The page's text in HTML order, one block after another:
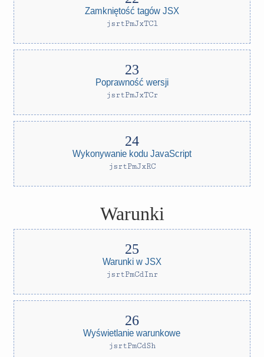
Zamkniętość tagów JSX
jsrtPmJxTCl
Poprawność wersji
jsrtPmJxTCr
Wykonywanie kodu JavaScript
jsrtPmJxRC
Warunki
Warunki w JSX
jsrtPmCdInr
Wyświetlanie warunkowe
jsrtPmCdSh